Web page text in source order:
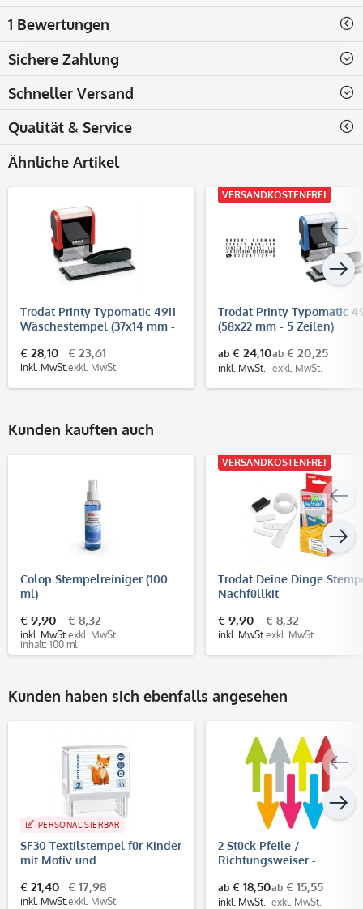
1 Bewertungen
Sichere Zahlung
Schneller Versand
Qualität & Service
Ähnliche Artikel
Trodat Printy Typomatic 4911
Wäschestempel (37x14 mm -
Textilstempel
€ 28,10
inkl. MwSt.
€ 23,61
exkl. MwSt.
VERSANDKOSTENFREI
Trodat Printy Typomatic
(58x22 mm - 5 Zeilen)
ab € 24,10
inkl. MwSt.
ab € 20,25
exkl. MwSt.
Kunden kauften auch
Colop Stempelreiniger (100
ml)
€ 9,90
inkl. MwSt.
€ 8,32
exkl. MwSt.
Inhalt: 100 ml
VERSANDKOSTENFREI
Trodat Deine Dinge
Nachfüllkit
€ 9,90
inkl. MwSt.
€ 8,32
exkl. MwSt.
Kunden haben sich ebenfalls angesehen
PERSONALISIERBAR
SF30 Textilstempel für Kinder
mit Motiv und
€ 21,40
inkl. MwSt.
€ 17,98
exkl. MwSt.
2 Stück Pfeile /
Richtungsweiser -
(Pfeilgröße 400x160 mm)
ab € 18,50
inkl. MwSt.
ab € 15,55
exkl. MwSt.